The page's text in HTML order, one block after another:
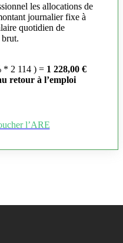
les allocations de
journalier fixe à
quotidien de
* 2 114 ) = 1 228,00 €
retour à l’emploi
l’ARE